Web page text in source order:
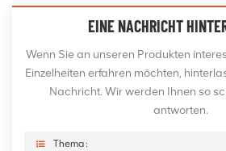
EINE NACHRICHT
Wenn Sie an unseren Produkten
Einzelheiten erfahren möchten,
Nachricht. Wir werden Ihnen so
antworten.
Thema :